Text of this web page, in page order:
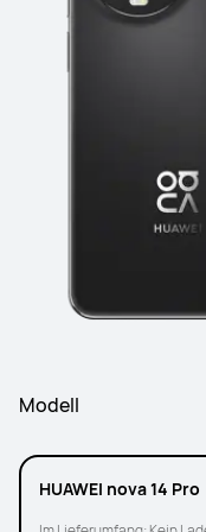
Modell
HUAWEI nova 14 Pro